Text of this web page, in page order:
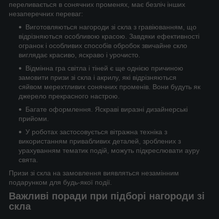
переливається в сонячних променях, має безліч інших
незаперечних переваг:
Виготовляються нагороди зі скла з гравіюванням, що
відрізняються особливою красою. Завдяки ефективності
огранок і особливих способів обробок звичайне скло
виглядає красиво, яскраво і урочисто.
Відмінна гра світла і тіней є ще однією причиною
замовити призи зі скла і акрилу, які відрізняються
сяйвом мерехтливих сонячних променів. Вони будуть як
джерело прекрасного настрою.
Багате оформлення. Яскраві виразні дизайнерські
прийоми.
У роботах застосовується вітражна техніка з
використанням привабливих деталей, зроблених з
урахуванням тематик подій, можуть підкреслювати ауру
свята.
Призи зі скла на замовлення виявляться незамінним
подарунком для будь-якої події.
Важливі поради при підборі нагороди зі
скла